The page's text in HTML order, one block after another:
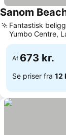
Sanom
Fantastisk
Yumbo Centre,
morgenmad
Af 673 kr.
Se priser fra 12